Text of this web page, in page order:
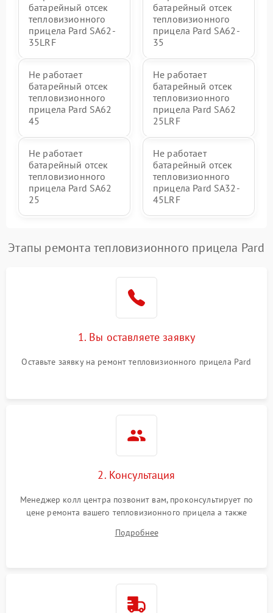
батарейный отсек
тепловизионного
прицела Pard SA62-
35LRF
батарейный отсек
тепловизионного
прицела Pard SA62-
35
Не работает
батарейный отсек
тепловизионного
прицела Pard SA62
45
Не работает
батарейный отсек
тепловизионного
прицела Pard SA62
25LRF
Не работает
батарейный отсек
тепловизионного
прицела Pard SA62
25
Не работает
батарейный отсек
тепловизионного
прицела Pard SA32-
45LRF
Этапы ремонта тепловизионного прицела Pard
1. Вы оставляете заявку
Оставьте заявку на ремонт тепловизионного прицела Pard
2. Консультация
Менеджер колл центра позвонит вам, проконсультирует по
цене ремонта вашего тепловизионного прицела а также
Подробнее